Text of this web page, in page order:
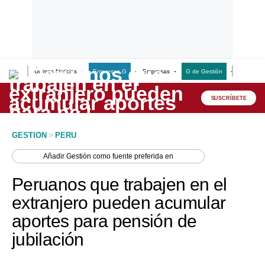
Últimas Noticias Empresas G Empresas G de Gestión
Lo último
Peru Quiosco
Economía
Mercados
Perú
SUSCRÍBETE
GESTION > PERU
AñadirGestión como fuente preferida en
Peruanos que trabajen en el
extranjero pueden acumular
aportes para pensión de
jubilación